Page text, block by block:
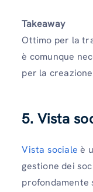
Takeaway
Ottimo per la
è comunque
per la
5. Vista
Vista sociale è
gestione dei